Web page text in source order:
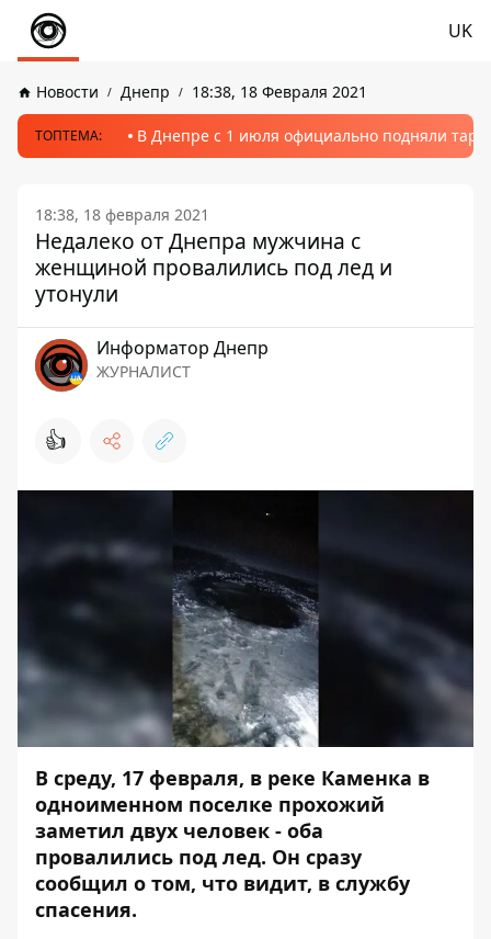
UK
Новости Днепр 18:38, 18 Февраля 2021
ТОПТЕМА: В Днепре с 1 июля официально подняли
18:38, 18 февраля 2021
Недалеко от Днепра мужчина с
женщиной провалились под лед и
утонули
Информатор Днепр
ЖУРНАЛИСТ
👍
В среду, 17 февраля, в реке Каменка в
одноименном поселке прохожий
заметил двух человек - оба
провалились под лед. Он сразу
сообщил о том, что видит, в службу
спасения.